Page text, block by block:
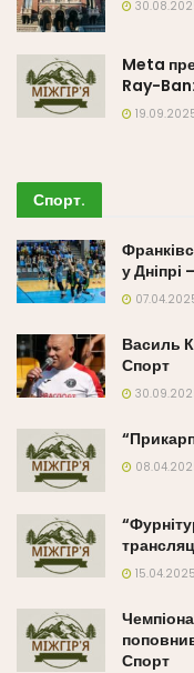
Meta
Ray-
Спорт.
у Дніпрі
Василь
Спорт
15.04.2025
Спорт